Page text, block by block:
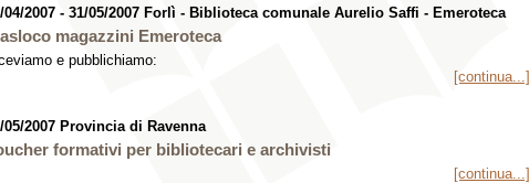
04/2007 - 31/05/2007 Forlì - Biblioteca comunale Aurelio Saffi - Emeroteca
magazzini Emeroteca
e pubblichiamo:
[continua...]
05/2007 Provincia di Ravenna
formativi per bibliotecari e archivisti
[continua...]